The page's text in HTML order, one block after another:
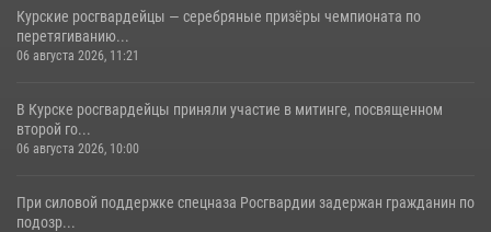
Курские росгвардейцы — серебряные призёры чемпионата по
перетягиванию...
06 августа 2026, 11:21
В Курске росгвардейцы приняли участие в митинге, посвященном
второй го...
06 августа 2026, 10:00
При силовой поддержке спецназа Росгвардии задержан гражданин по
подозр...